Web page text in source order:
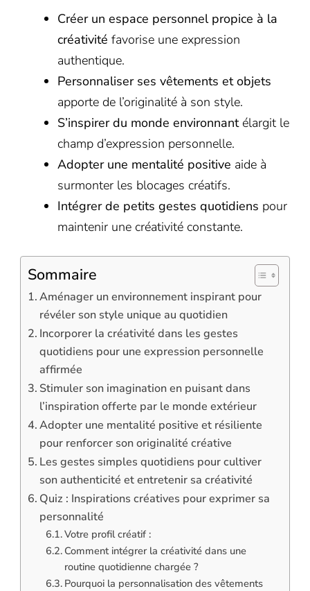
Créer un espace personnel propice à la
créativité favorise une expression
authentique.
Personnaliser ses vêtements et objets
apporte de l’originalité à son style.
S’inspirer du monde environnantélargit le
champ d’expression personnelle.
Adopter une mentalité positive aide à
surmonter les blocages créatifs.
Intégrer de petits gestes quotidiens pour
maintenir une créativité constante.
Sommaire
Aménager un environnement inspirant pour
révéler son style unique au quotidien
Incorporer la créativité dans les gestes
quotidiens pour une expression personnelle
affirmée
Stimuler son imagination en puisant dans
l’inspiration offerte par le monde extérieur
Adopter une mentalité positive et résiliente
pour renforcer son originalité créative
Les gestes simples quotidiens pour cultiver
son authenticité et entretenir sa créativité
Quiz : Inspirations créatives pour exprimer sa
personnalité
Votre profil créatif :
Comment intégrer la créativité dans une
routine quotidienne chargée ?
Pourquoi la personnalisation des vêtements